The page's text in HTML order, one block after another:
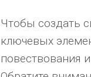
Чтобы создать
ключевых
повествования